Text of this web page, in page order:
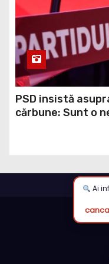
PSD insistă
cărbune: Sunt o
Ai